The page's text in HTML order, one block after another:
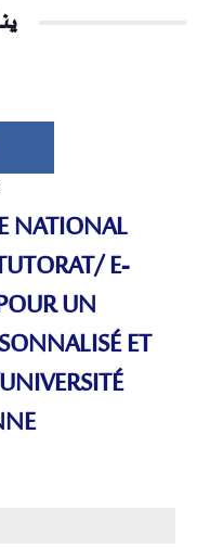
NATIONAL
E-
UN
ET